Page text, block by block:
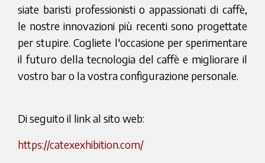
siate baristi professionisti o appassionati di caffè,
le nostre innovazioni più recenti sono progettate
per stupire. Cogliete l'occasione per sperimentare
il futuro della tecnologia del caffè e migliorare il
vostro bar o la vostra configurazione personale.
Di seguito il link al sito web:
https://catexexhibition.com/